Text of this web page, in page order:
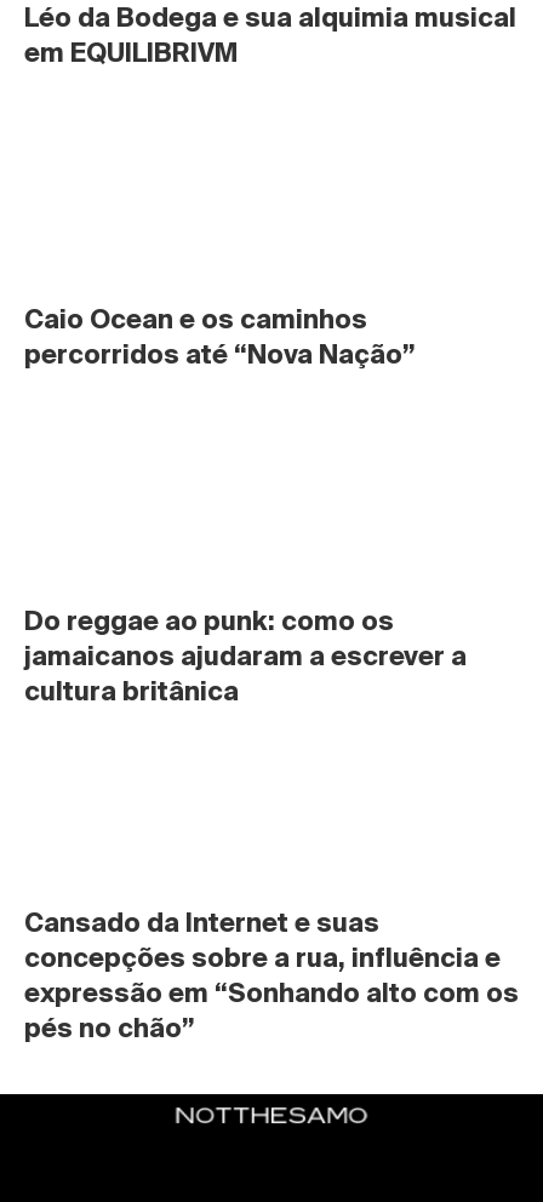
Léo da Bodega e sua alquimia musical
em EQUILIBRIVM
Caio Ocean e os caminhos
percorridos até “Nova Nação”
Do reggae ao punk: como os
jamaicanos ajudaram a escrever a
cultura britânica
Cansado da Internet e suas
concepções sobre a rua, influência e
expressão em “Sonhando alto com os
pés no chão”